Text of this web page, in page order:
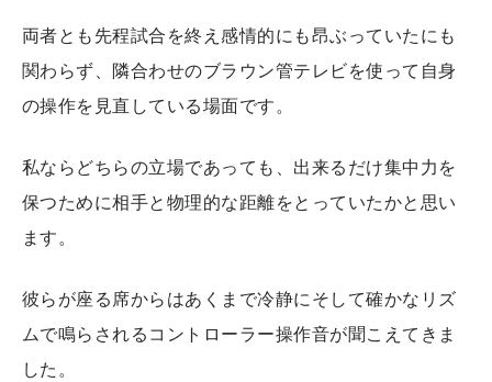
両者とも先程試合を終え感情的にも昂ぶっていたにも
関わらず、隣合わせのブラウン管テレビを使って自身
の操作を見直している場面です。
私ならどちらの立場であっても、出来るだけ集中力を
保つために相手と物理的な距離をとっていたかと思い
ます。
彼らが座る席からはあくまで冷静にそして確かなリズ
ムで鳴らされるコントローラー操作音が聞こえてきま
した。